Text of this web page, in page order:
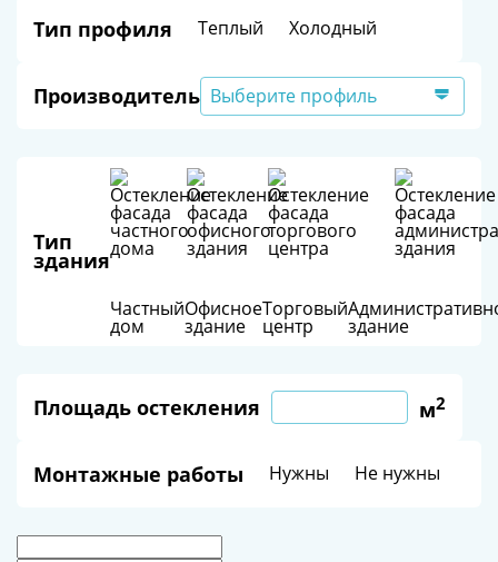
Тип профиля Теплый Холодный
Производитель Выберите профиль
Тип
здания
Частный
дом
Офисное
здание
Торговый
центр здание
Площадь остекления м2
Монтажные работы Нужны Не нужны